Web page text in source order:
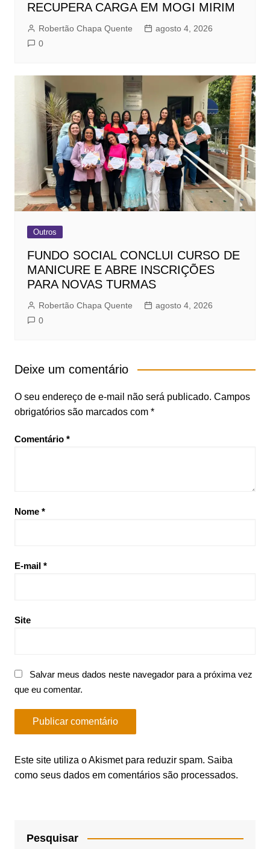
RECUPERA CARGA EM MOGI MIRIM
Robertão Chapa Quente
agosto 4, 2026
0
Outros
FUNDO SOCIAL CONCLUI CURSO DE
MANICURE E ABRE INSCRIÇÕES
PARA NOVAS TURMAS
Robertão Chapa Quente
agosto 4, 2026
0
Deixe um comentário
O seu endereço de e-mail não será publicado. Campos
obrigatórios são marcados com *
Comentário *
Nome *
E-mail *
Site
Salvar meus dados neste navegador para a próxima vez
que eu comentar.
Este site utiliza o Akismet para reduzir spam. Saiba
como seus dados em comentários são processados.
Pesquisar